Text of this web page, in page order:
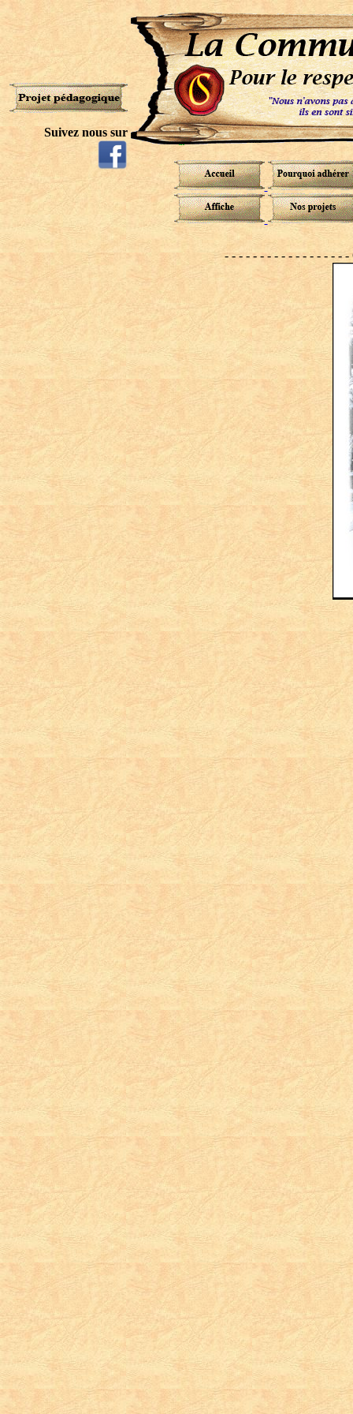
Suivez nous sur
- - - - - - - - - - - - - - - - - -